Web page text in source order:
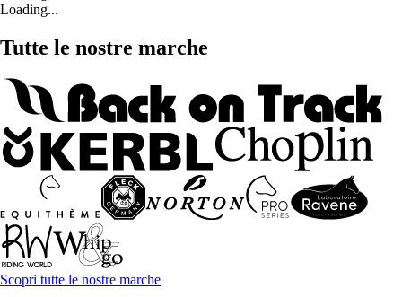
Loading...
Tutte le nostre marche
Scopri tutte le nostre marche